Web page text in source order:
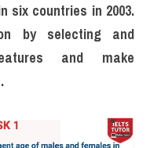
six countries in 2003.
by selecting and
and make